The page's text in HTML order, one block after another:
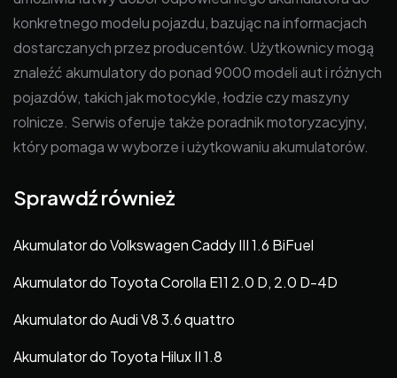
konkretnego modelu pojazdu, bazując na informacjach
dostarczanych przez producentów. Użytkownicy mogą
znaleźć akumulatory do ponad 9000 modeli aut i różnych
pojazdów, takich jak motocykle, łodzie czy maszyny
rolnicze. Serwis oferuje także poradnik motoryzacyjny,
który pomaga w wyborze i użytkowaniu akumulatorów.
Sprawdź również
Akumulator do Volkswagen Caddy III 1.6 BiFuel
Akumulator do Toyota Corolla E11 2.0 D, 2.0 D-4D
Akumulator do Audi V8 3.6 quattro
Akumulator do Toyota Hilux II 1.8